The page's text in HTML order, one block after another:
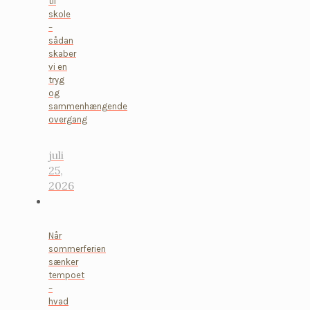
skole
–
sådan
skaber
vi en
tryg
og
sammenhængende
overgang
juli
25,
2026
Når
sommerferien
sænker
tempoet
–
hvad